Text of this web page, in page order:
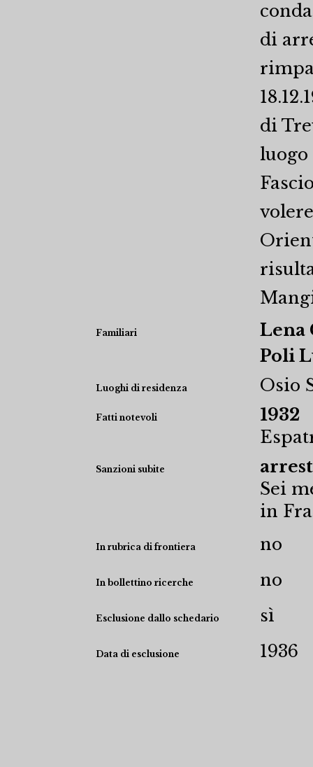
di
di
Familiari
Lena
Poli
Luoghi di residenza Osio
Fatti notevoli
1932
Sanzioni subite
Sei
in
In rubrica di frontiera no
In bollettino ricerche no
Esclusione dallo schedario sì
Data di esclusione 1936